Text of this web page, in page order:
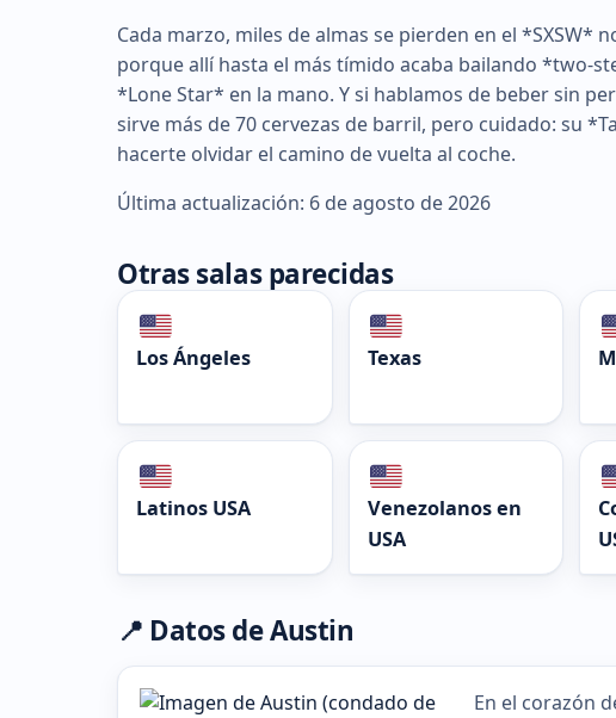
Cada marzo, miles de almas se pierden en el *SXSW*
porque allí hasta el más tímido acaba bailando *two-
*Lone Star* en la mano. Y si hablamos de beber sin
sirve más de 70 cervezas de barril, pero cuidado: su
hacerte olvidar el camino de vuelta al coche.
Última actualización: 6 de agosto de 2026
Otras salas parecidas
Los Ángeles Texas
Latinos USA
Venezolanos en
USA
📍 Datos de Austin
En el corazón